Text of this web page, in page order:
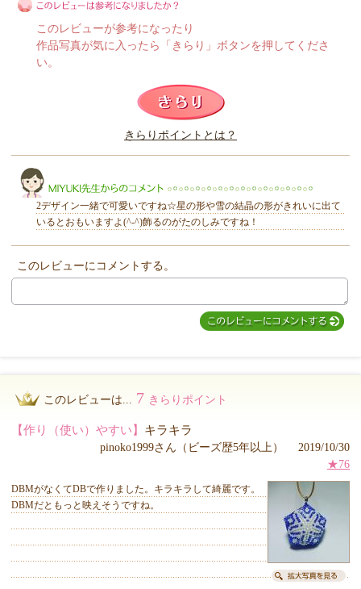
このレビューは参考になりましたか？
このレビューが参考になったり
作品写真が気に入ったら「きらり」ボタンを押してくださ
い。
きらりポイントとは？
2デザイン一緒で可愛いですね☆星の形や雪の結晶の形がきれいに出て
いるとおもいますよ(^-^)飾るのがたのしみですね！
このレビューにコメントする。
このレビューは... 7 きらりポイント
【作り（使い）やすい】 キラキラ
pinoko1999さん（ビーズ歴5年以上） 2019/10/30
★76
DBMがなくてDBで作りました。キラキラして綺麗です。
DBMだともっと映えそうですね。